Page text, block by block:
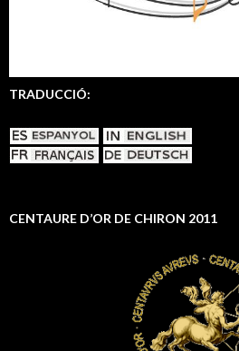
TRADUCCIÓ:
CENTAURE D’OR DE CHIRON 2011